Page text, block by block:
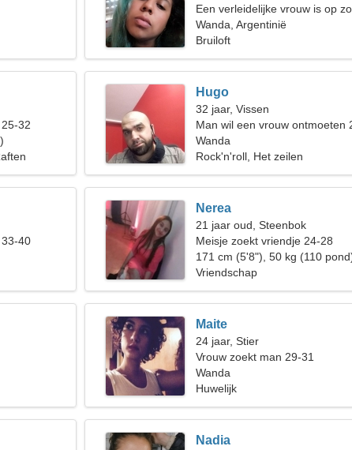
Een verleidelijke vrouw is op
iemand zoals jij
Wanda, Argentinië
Bruiloft
32
Hugo
32 jaar, Vissen
Man wil een vrouw ontmoeten
Wanda
Rock'n'roll, Het zeilen
40
Nerea
21 jaar oud, Steenbok
Meisje zoekt vriendje 24-28
171 cm (5'8"), 50 kg (110
Vriendschap
Maite
24 jaar, Stier
Vrouw zoekt man 29-31
Wanda
Huwelijk
Nadia